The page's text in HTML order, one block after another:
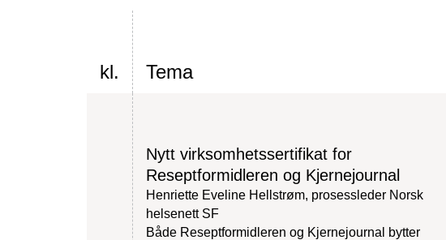
kl. Tema
Nytt virksomhetssertifikat for
Reseptformidleren og Kjernejournal
Henriette Eveline Hellstrøm, prosessleder Norsk
helsenett SF
Både Reseptformidleren og Kjernejournal bytter